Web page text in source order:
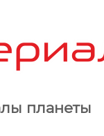
планеты